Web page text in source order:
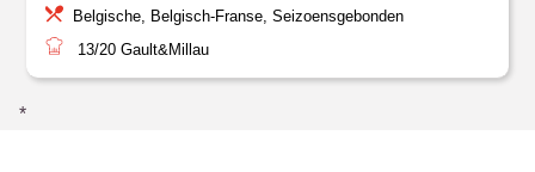
Belgische, Belgisch-Franse, Seizoensgebonden
13/20 Gault&Millau
*